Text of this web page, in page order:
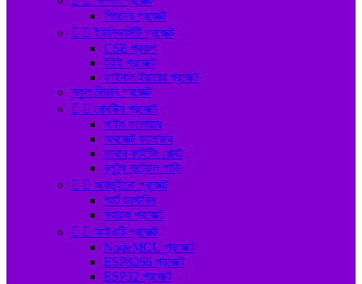
শিশুদের প্রজেক্ট
  ইউনিভার্সিটি প্রজেক্ট
CSE প্রকল্প
ইইই প্রজেক্ট
ফাইনাল ইয়ারের প্রজেক্ট
স্কুল বিজ্ঞান প্রজেক্ট
  রোবটিক্স প্রজেক্ট
লাইন ফলোয়ার
অবজেক্ট ফলোয়ার
ফায়ার ফাইটিং রোবট
ব্লুটুথ কন্ট্রোল গাড়ি
  আরডুইনো প্রজেক্ট
স্মার্ট ডাস্টবিন
সহায়ক প্রজেক্ট
  আইওটি প্রজেক্ট
NodeMCU প্রজেক্ট
ESP8266 প্রজেক্ট
ESP32 প্রজেক্ট